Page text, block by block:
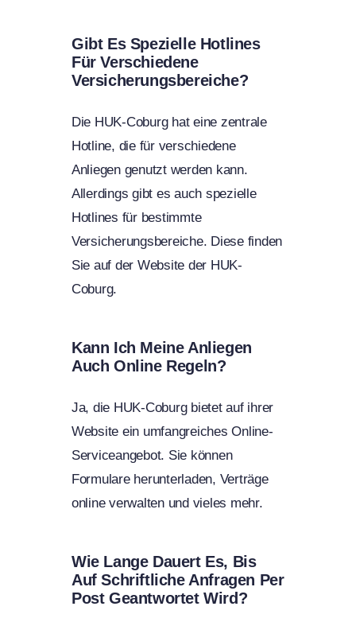
Gibt Es Spezielle Hotlines
Für Verschiedene
Versicherungsbereiche?
Die HUK-Coburg hat eine zentrale
Hotline, die für verschiedene
Anliegen genutzt werden kann.
Allerdings gibt es auch spezielle
Hotlines für bestimmte
Versicherungsbereiche. Diese finden
Sie auf der Website der HUK-
Coburg.
Kann Ich Meine Anliegen
Auch Online Regeln?
Ja, die HUK-Coburg bietet auf ihrer
Website ein umfangreiches Online-
Serviceangebot. Sie können
Formulare herunterladen, Verträge
online verwalten und vieles mehr.
Wie Lange Dauert Es, Bis
Auf Schriftliche Anfragen Per
Post Geantwortet Wird?